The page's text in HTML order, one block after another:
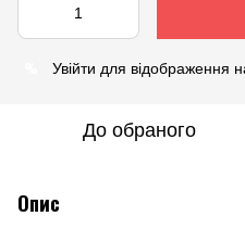
Увійти для відображення
До обраного
Опис